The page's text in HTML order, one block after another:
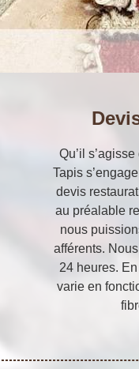
Qu’il
Tapis
devis
au préalable
nous
afférents.
24 heures.
varie en